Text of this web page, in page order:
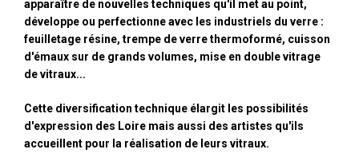
apparaître de nouvelles techniques qu'il met au point,
développe ou perfectionne avec les industriels du verre :
feuilletage résine, trempe de verre thermoformé, cuisson
d'émaux sur de grands volumes, mise en double vitrage
de vitraux...
Cette diversification technique élargit les possibilités
d'expression des Loire mais aussi des artistes qu'ils
accueillent pour la réalisation de leurs vitraux.